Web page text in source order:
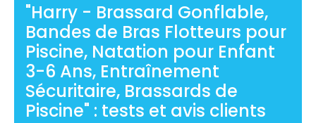
"Harry - Brassard Gonflable,
Bandes de Bras Flotteurs pour
Piscine, Natation pour Enfant
3-6 Ans, Entraînement
Sécuritaire, Brassards de
Piscine" : tests et avis clients